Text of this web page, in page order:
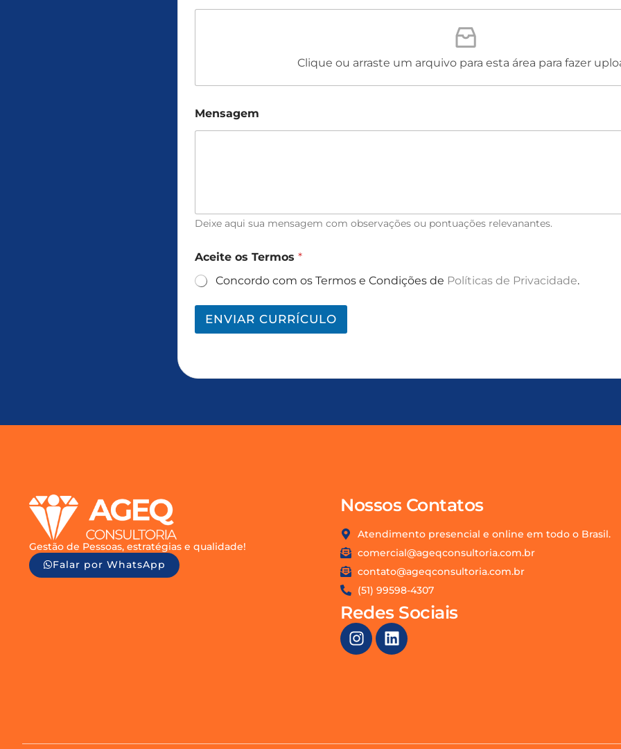
Clique ou arraste um arquivo para esta área para fazer
Mensagem
Deixe aqui sua mensagem com observações ou pontuações relevanantes.
Aceite os Termos *
Concordo com os Termos e Condições de Políticas de Privacidade.
ENVIAR CURRÍCULO
Gestão de Pessoas, estratégias e qualidade!
Falar por WhatsApp
Nossos Contatos
Atendimento presencial e online em todo o Brasil.
comercial@ageqconsultoria.com.br
contato@ageqconsultoria.com.br
(51) 99598-4307
Redes Sociais
I
n
a
L
i
n